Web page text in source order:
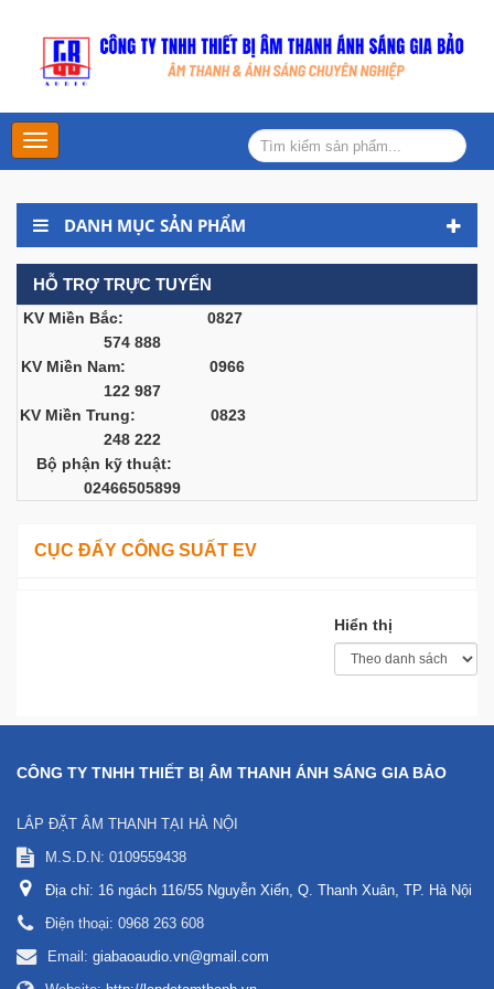
Main
Menu
DANH MỤC SẢN PHẨM
HỖ TRỢ TRỰC TUYẾN
KV Miền Bắc: 0827
574 888
KV Miền Nam: 0966
122 987
KV Miền Trung: 0823
248 222
Bộ phận kỹ thuật:
02466505899
CỤC ĐẨY CÔNG SUẤT EV
Hiển thị
CÔNG TY TNHH THIẾT BỊ ÂM THANH ÁNH SÁNG GIA BẢO
LẮP ĐẶT ÂM THANH TẠI HÀ NỘI
M.S.D.N: 0109559438
Địa chỉ: 16 ngách 116/55 Nguyễn Xiển, Q. Thanh Xuân, TP. Hà Nội
Điện thoại: 0968 263 608
Email: giabaoaudio.vn@gmail.com